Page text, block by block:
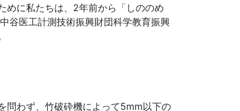
めに私たちは、2年前から「しののめ
谷医工計測技術振興財団科学教育振興
問わず、竹破砕機によって5mm以下の